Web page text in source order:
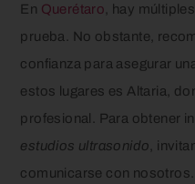
En Querétaro , hay
prueba. No obstante,
confianza para asegurar
estos lugares es Altaria,
profesional. Para obtener
estudios ultrasonido ,
comunicarse con nosotros.